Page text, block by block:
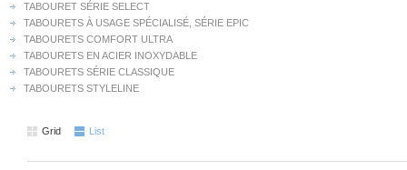
TABOURET SÉRIE SELECT
TABOURETS À USAGE SPÉCIALISÉ, SÉRIE EPIC
TABOURETS COMFORT ULTRA
TABOURETS EN ACIER INOXYDABLE
TABOURETS SÉRIE CLASSIQUE
TABOURETS STYLELINE
Grid List